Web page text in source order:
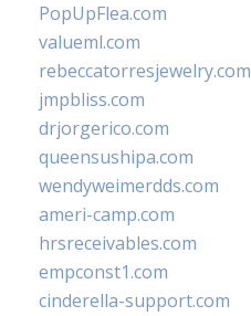
PopUpFlea.com
valueml.com
rebeccatorresjewelry.com
jmpbliss.com
drjorgerico.com
queensushipa.com
wendyweimerdds.com
ameri-camp.com
hrsreceivables.com
empconst1.com
cinderella-support.com